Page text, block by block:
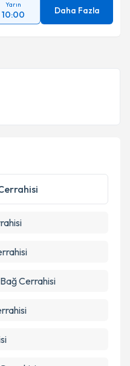
Gönder
Yarın
10:00 Daha Fazla
Cerrahisi